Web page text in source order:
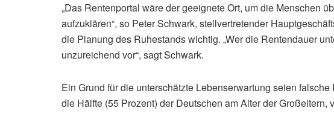
„Das Rentenportal wäre der geeignete Ort, um die Menschen
aufzuklären“, so Peter Schwark, stellvertretender
die Planung des Ruhestands wichtig. „Wer die Rentendauer
unzureichend vor“, sagt Schwark.
Ein Grund für die unterschätzte Lebenserwartung seien
die Hälfte (55 Prozent) der Deutschen am Alter der Großeltern,